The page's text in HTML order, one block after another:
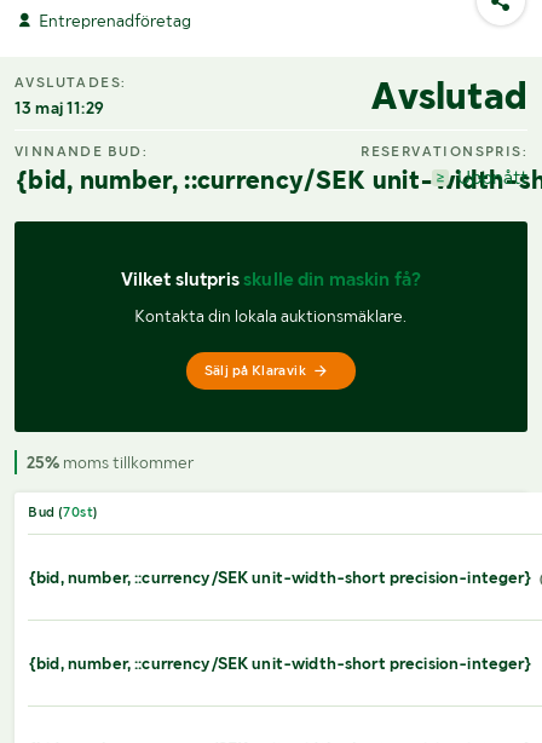
Entreprenadföretag
AVSLUTADES:
13 maj 11:29 Avslutad
VINNANDE BUD:
{bid, number, ::currency/SEK unit-width-
RESERVATIONSPRIS:
Uppnått
Vilket slutpris skulle din maskin få?
Kontakta din lokala auktionsmäklare.
Sälj på Klaravik
25% moms tillkommer
Bud (70st)
{bid, number, ::currency/SEK unit-width-short precision-integer}
{bid, number, ::currency/SEK unit-width-short precision-integer}